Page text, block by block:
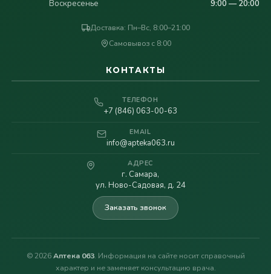
Воскресенье
9:00 — 20:00
Доставка: Пн–Вс, 8:00–21:00
Самовывоз с 8:00
КОНТАКТЫ
ТЕЛЕФОН
+7 (846) 063-00-63
EMAIL
info@apteka063.ru
АДРЕС
г. Самара,
ул. Ново-Садовая, д. 24
Заказать звонок
© 2026Аптека 063. Информация на сайте носит справочный
характер и не заменяет консультацию врача.